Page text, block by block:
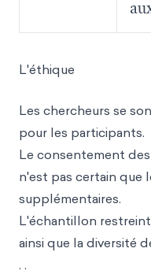
L'éthique
Les chercheurs se
pour les participants.
Le consentement
n'est pas certain que
supplémentaires.
L'échantillon
ainsi que la diversité
. .